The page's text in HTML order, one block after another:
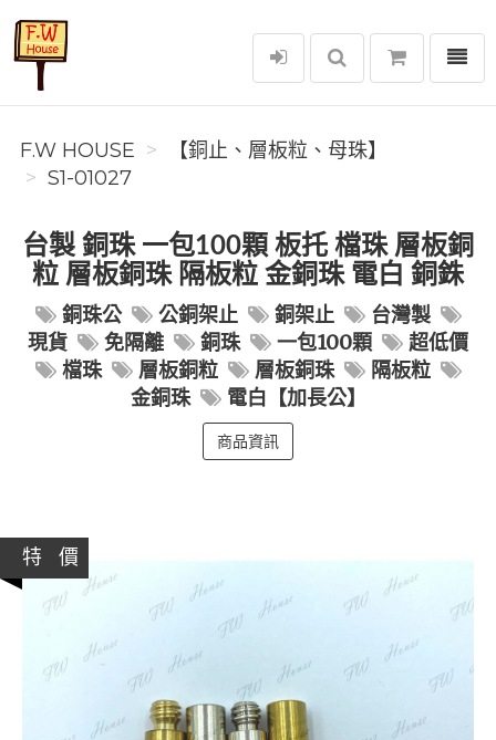
F.W House
選單
F.W HOUSE
【銅止、層板粒、母珠】
S1-01027
台製 銅珠 一包100顆 板托 檔珠 層板銅
粒 層板銅珠 隔板粒 金銅珠 電白 銅銖
銅珠公 公銅架止 銅架止
台灣製
現貨
免隔離 銅珠 一包100顆
超低價
檔珠
層板銅粒 層板銅珠
隔板粒
金銅珠
電白【加長公】
商品資訊
特 價